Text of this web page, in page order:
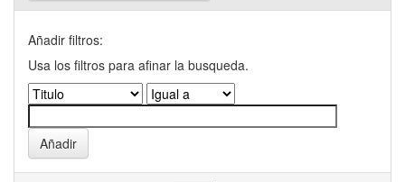
Añadir filtros:
Usa los filtros para afinar la busqueda.